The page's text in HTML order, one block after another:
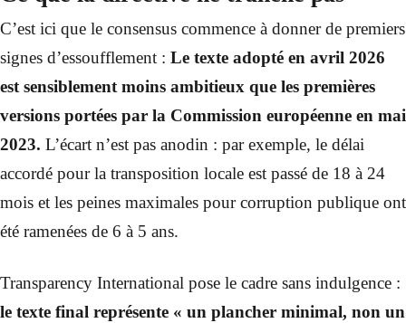
C’est ici que le consensus commence à donner de premiers
signes d’essoufflement : Le texte adopté en avril 2026
est sensiblement moins ambitieux que les premières
versions portées par la Commission européenne en mai
2023. L’écart n’est pas anodin : par exemple, le délai
accordé pour la transposition locale est passé de 18 à 24
mois et les peines maximales pour corruption publique ont
été ramenées de 6 à 5 ans.
Transparency International pose le cadre sans indulgence :
le texte final représente « un plancher minimal, non un